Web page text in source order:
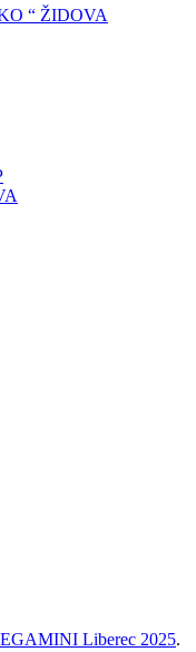
“ ŽIDOVA
Liberec 2025.